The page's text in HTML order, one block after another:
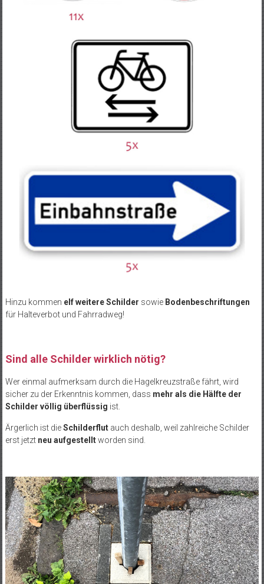
Hinzu kommen elf weitere Schilder sowie Bodenbeschriftungen
für Halteverbot und Fahrradweg!
Sind alle Schilder wirklich nötig?
Wer einmal aufmerksam durch die Hagelkreuzstraße fährt, wird
sicher zu der Erkenntnis kommen, dass mehr als die Hälfte der
Schilder völlig überflüssig ist.
Ärgerlich ist dieSchilderflutauch deshalb, weil zahlreiche Schilder
erst jetzt neu aufgestelltworden sind.